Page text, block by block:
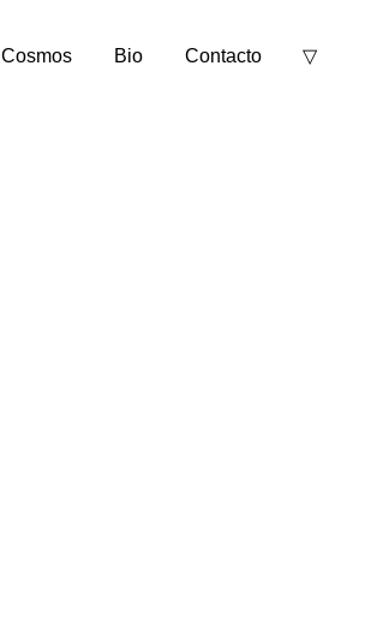
Cosmos Bio Contacto ▽